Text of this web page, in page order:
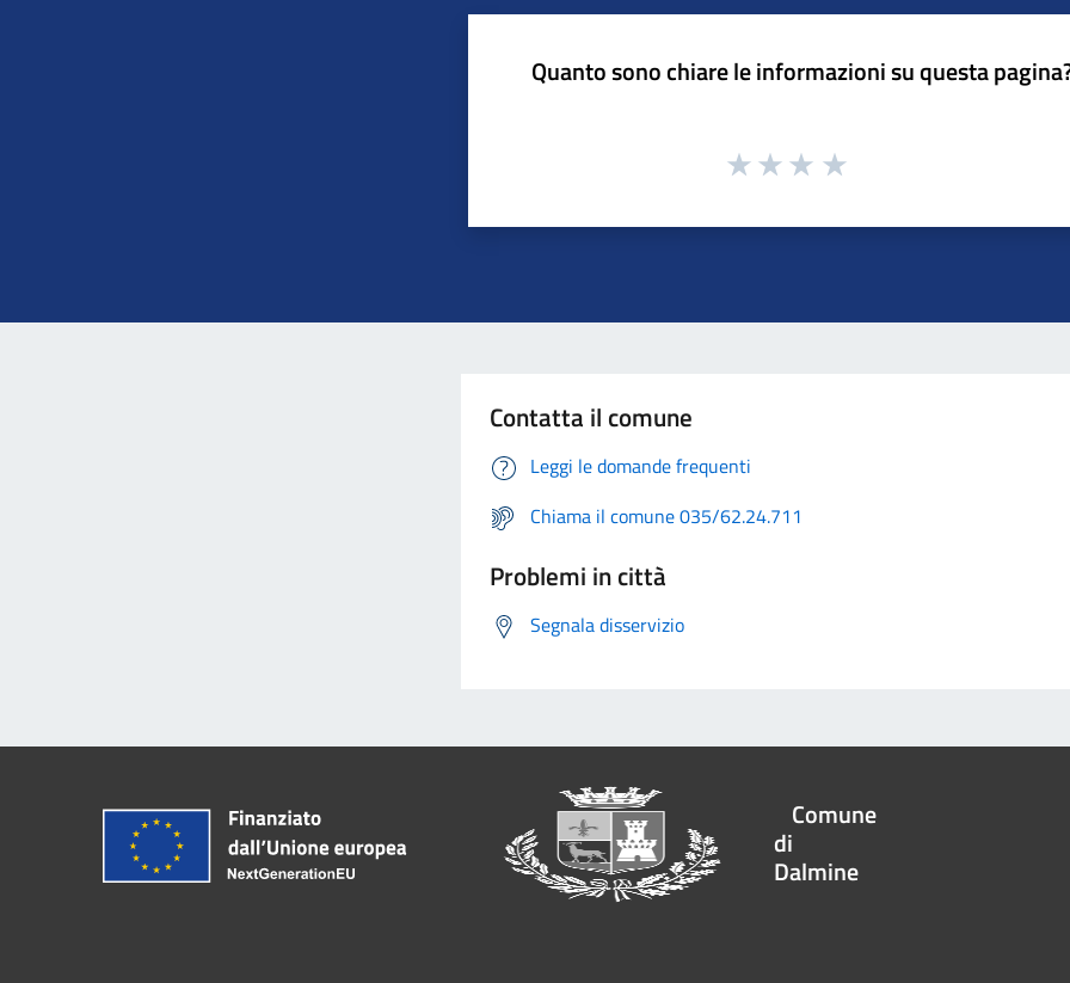
Quanto sono chiare le informazioni su questa
Contatta il comune
Leggi le domande frequenti
Chiama il comune 035/62.24.711
Problemi in città
Segnala disservizio
Comune
di
Dalmine